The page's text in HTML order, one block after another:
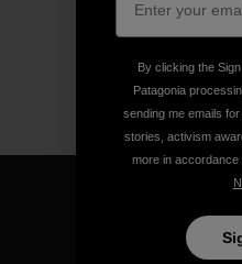
By clicking the
Patagonia
sending me emails
stories, activism
more in accordance